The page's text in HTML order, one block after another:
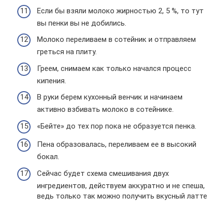
Если бы взяли молоко жирностью 2, 5 %, то тут
вы пенки вы не добились.
Молоко переливаем в сотейник и отправляем
греться на плиту.
Греем, снимаем как только начался процесс
кипения.
В руки берем кухонный венчик и начинаем
активно взбивать молоко в сотейнике.
«Бейте» до тех пор пока не образуется пенка.
Пена образовалась, переливаем ее в высокий
бокал.
Сейчас будет схема смешивания двух
ингредиентов, действуем аккуратно и не спеша,
ведь только так можно получить вкусный латте